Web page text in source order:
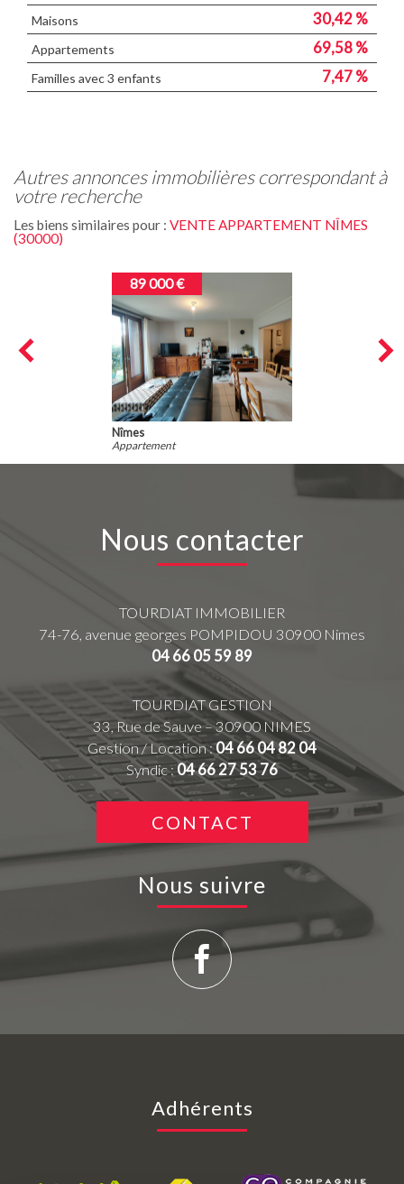
Maisons 30,42 %
Appartements 69,58 %
Familles avec 3 enfants 7,47 %
autres annonces immobilières correspondant à
votre recherche
Les biens similaires pour : VENTE APPARTEMENT NÎMES
(30000)
89 000 €
Nîmes
Appartement
Nous contacter
TOURDIAT IMMOBILIER
74-76, avenue georges POMPIDOU 30900 Nimes
04 66 05 59 89
TOURDIAT GESTION
33, Rue de Sauve – 30900 NIMES
Gestion / Location :04 66 04 82 04
Syndic :04 66 27 53 76
CONTACT
Nous suivre
Adhérents